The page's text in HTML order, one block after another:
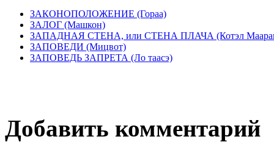
ЗАКОНОПОЛОЖЕНИЕ (Гораа)
ЗАЛОГ (Машкон)
ЗАПАДНАЯ СТЕНА, или СТЕНА ПЛАЧА (Котэл
ЗАПОВЕДИ (Мицвот)
ЗАПОВЕДЬ ЗАПРЕТА (Ло таасэ)
Добавить комментарий